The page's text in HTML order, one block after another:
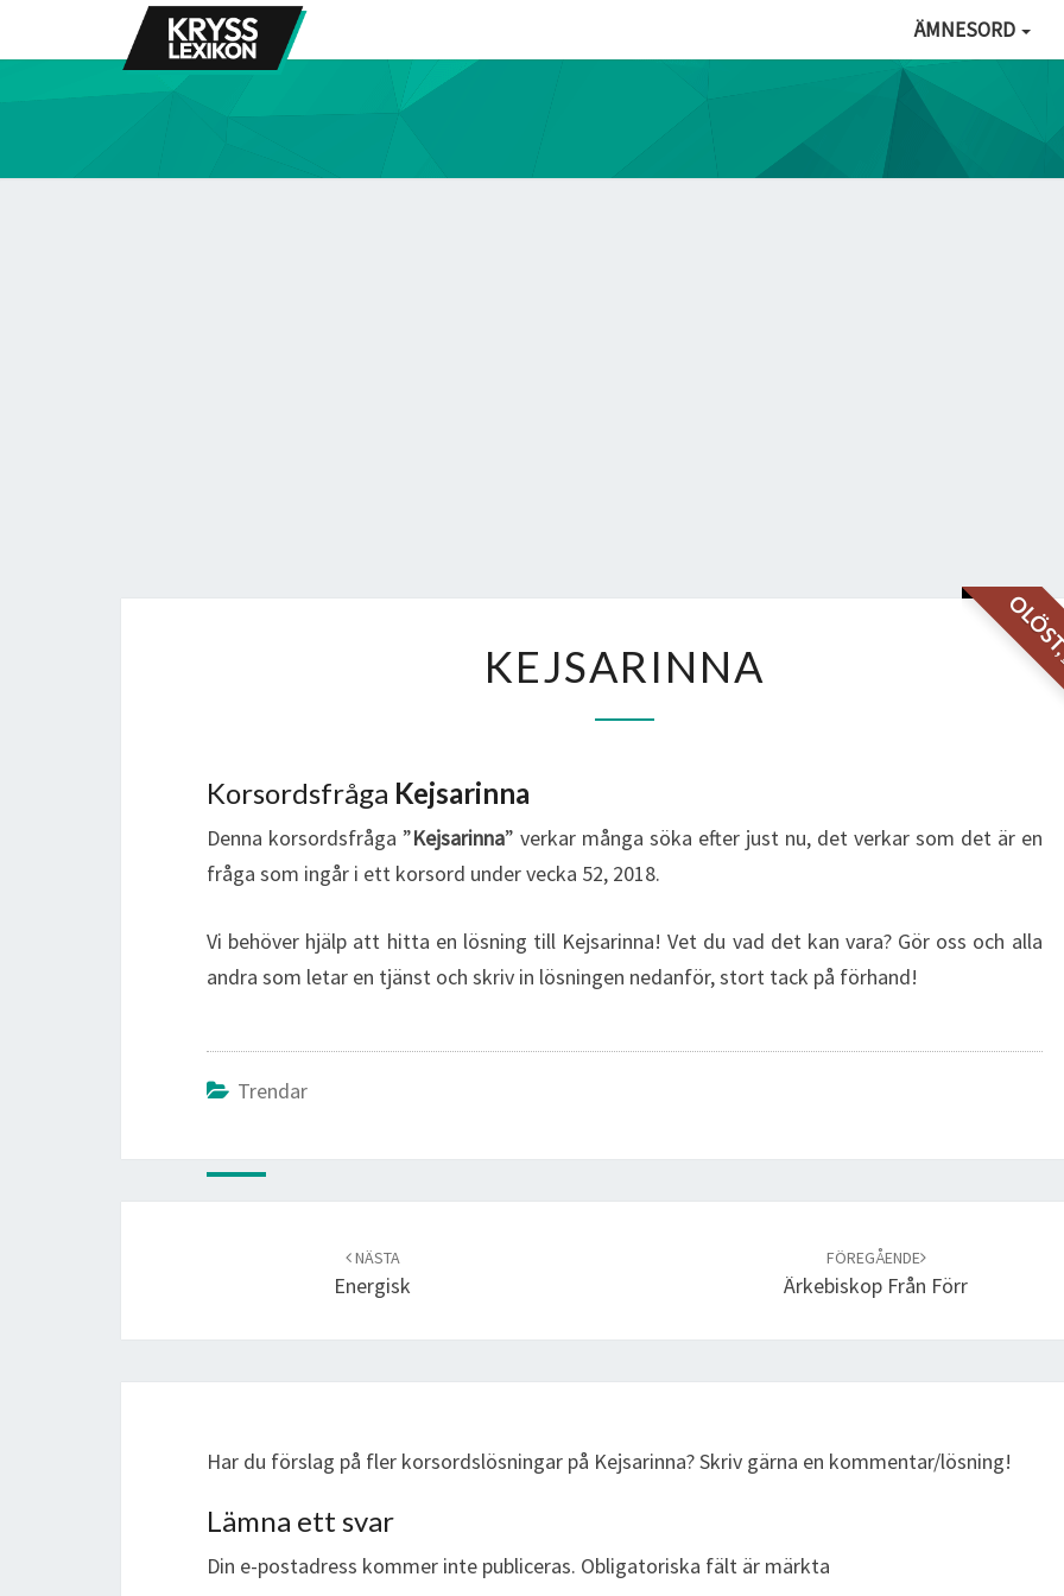
ÄMNESORD
KEJSARINNA
Korsordsfråga Kejsarinna
Denna korsordsfråga ”Kejsarinna” verkar många söka efter just nu, det verkar som det är en
fråga som ingår i ett korsord under vecka 52, 2018.
Vi behöver hjälp att hitta en lösning till Kejsarinna! Vet du vad det kan vara? Gör oss och alla
andra som letar en tjänst och skriv in lösningen nedanför, stort tack på förhand!
Trendar
NÄSTA
Energisk
FÖREGÅENDE
Ärkebiskop Från Förr
Har du förslag på fler korsordslösningar på Kejsarinna? Skriv gärna en kommentar/lösning!
Lämna ett svar
Din e-postadress kommer inte publiceras. Obligatoriska fält är märkta